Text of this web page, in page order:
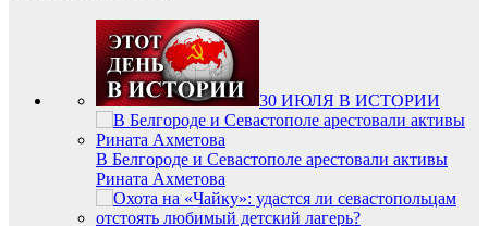
30 ИЮЛЯ В ИСТОРИИ
В Белгороде и Севастополе арестовали активы
Рината Ахметова